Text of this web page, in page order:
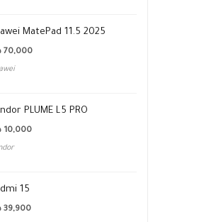
MatePad 11.5 2025
70,000
PLUME L5 PRO
10,000
15
39,900